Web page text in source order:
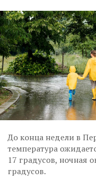
До конца недели в
температура
17 градусов, ночная
градусов.